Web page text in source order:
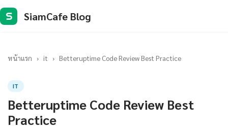
S SiamCafe Blog
หน้าแรก › it › Betteruptime Code Review Best Practice
IT
Betteruptime Code Review Best
Practice